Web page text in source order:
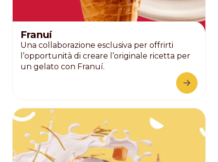
Franuí
Una collaborazione esclusiva per offrirti
l’opportunità di creare l’originale ricetta per
un gelato con Franuí.